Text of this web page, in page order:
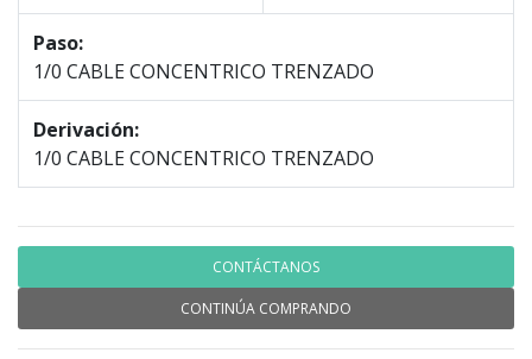
Paso:
1/0 CABLE CONCENTRICO TRENZADO
Derivación:
1/0 CABLE CONCENTRICO TRENZADO
CONTÁCTANOS
CONTINÚA COMPRANDO